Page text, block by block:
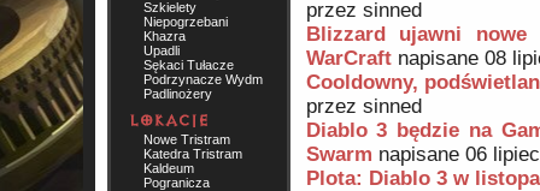
Szkielety
Niepogrzebani
Khazra
Upadli
Sękaci Tułacze
Podrzynacze Wydm
Padlinożery
Nowe Tristram
Katedra Tristram
Kaldeum
Pogranicza
przez sinned
Blizzard ujawni
WarCraftnapisane 08
Cooldowny,
przez sinned
Diablo 3 będzie na
Swarm napisane 06
Plota: Diablo 3 w